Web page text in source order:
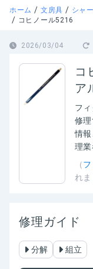
ホーム / 文房具 / シャ
/ コヒノール5216
2026/03/04
コ
ア
フィ
修
情
理
（
れま
修理ガイド
分解 組立